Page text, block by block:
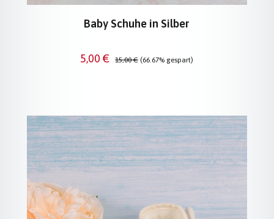
Baby Schuhe in Silber
Verkaufspreis:
5,00 € Regulärer Preis:
15,00 € (66.67% gespart)